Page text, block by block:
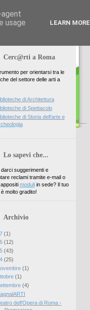
Cerc@rti a Roma
per orientarsi tra le
del settore delle arti a
di Architettura
di Spettacolo
di Storia dell'arte e
Lo sapevi che...
darci suggerimenti e
reclami tramite e-mail o
moduliin sede? Il tuo
molto gradito!
Archivio
(1)
(12)
(43)
(25)
(1)
(1)
(4)
dell'Opera di Roma -
usage
LEARN MORE